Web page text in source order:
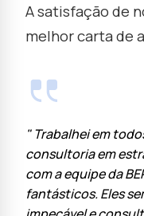
A satisfação de
melhor carta de
" Trabalhei em
consultoria em
com a equipe da
fantásticos. Eles